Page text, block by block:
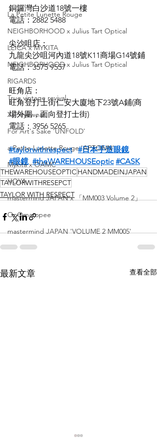
La Petite Lunette Rouge
NEIGHBORHOOD x Julius Tart Optical
LEICA x MYKITA
NEIGHBORHOOD x Julius Tart Optical
RIGARDS
True vintage revival
XIT eyewear
For Art's Sake 'UNFOLD'
a Petite Lunette Rouge 'APTONN'
Mykita x OAMC
HOYA
mastermind JAPAN x 「MM003 Volume 2」
OnOmatopee
mastermind JAPAN 'VOLUME 2 MM005'
銅鑼灣白沙道18號一樓
電話：2882 5488
尖沙咀店：
九龍尖沙咀河內道18號K11商場G14號鋪
電話：3575 9557
旺角店：
旺角登打士街仁安大廈地下23號A鋪(商
場外圍，面向登打士街)
電話：3956 5265
#taylorwithrespect
#日本手造眼鏡
#眼鏡 #theWAREHOUSEoptic #CASK
THEWAREHOUSEOPTICHANDMADEINJAPAN
TAYLORWITHRESEPCT
TAYLOR WITH RESPECT
最新文章 查看全部